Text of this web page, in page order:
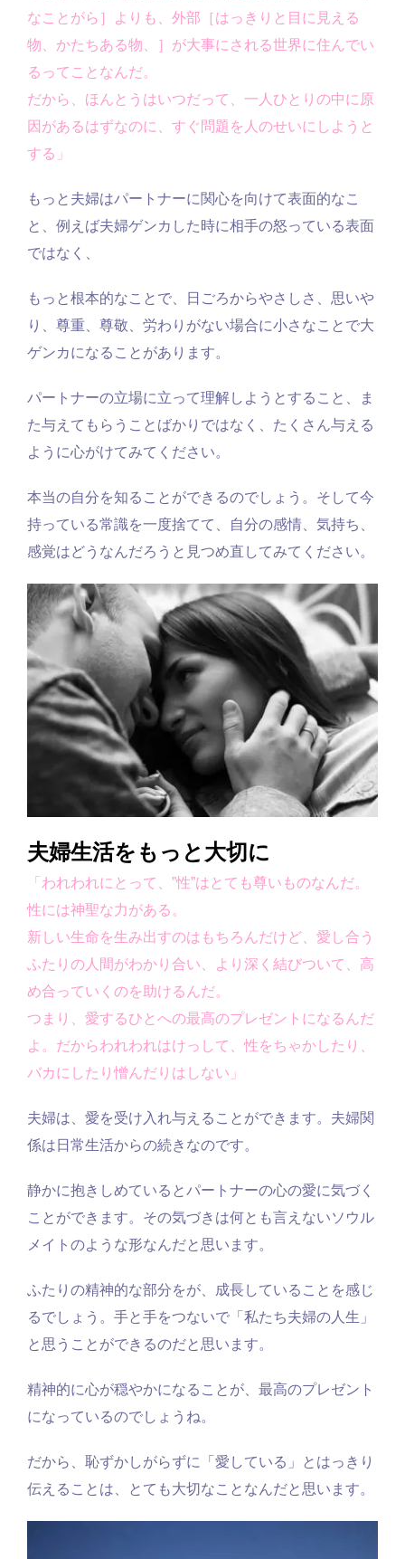
なことがら］よりも、外部［はっきりと目に見える
物、かたちある物、］が大事にされる世界に住んでい
るってことなんだ。
だから、ほんとうはいつだって、一人ひとりの中に原
因があるはずなのに、すぐ問題を人のせいにしようと
する」
もっと夫婦はパートナーに関心を向けて表面的なこ
と、例えば夫婦ゲンカした時に相手の怒っている表面
ではなく、
もっと根本的なことで、日ごろからやさしさ、思いや
り、尊重、尊敬、労わりがない場合に小さなことで大
ゲンカになることがあります。
パートナーの立場に立って理解しようとすること、ま
た与えてもらうことばかりではなく、たくさん与える
ように心がけてみてください。
本当の自分を知ることができるのでしょう。そして今
持っている常識を一度捨てて、自分の感情、気持ち、
感覚はどうなんだろうと見つめ直してみてください。
夫婦生活をもっと大切に
「われわれにとって、”性”はとても尊いものなんだ。
性には神聖な力がある。
新しい生命を生み出すのはもちろんだけど、愛し合う
ふたりの人間がわかり合い、より深く結びついて、高
め合っていくのを助けるんだ。
つまり、愛するひとへの最高のプレゼントになるんだ
よ。だからわれわれはけっして、性をちゃかしたり、
バカにしたり憎んだりはしない」
夫婦は、愛を受け入れ与えることができます。夫婦関
係は日常生活からの続きなのです。
静かに抱きしめているとパートナーの心の愛に気づく
ことができます。その気づきは何とも言えないソウル
メイトのような形なんだと思います。
ふたりの精神的な部分をが、成長していることを感じ
るでしょう。手と手をつないで「私たち夫婦の人生」
と思うことができるのだと思います。
精神的に心が穏やかになることが、最高のプレゼント
になっているのでしょうね。
だから、恥ずかしがらずに「愛している」とはっきり
伝えることは、とても大切なことなんだと思います。